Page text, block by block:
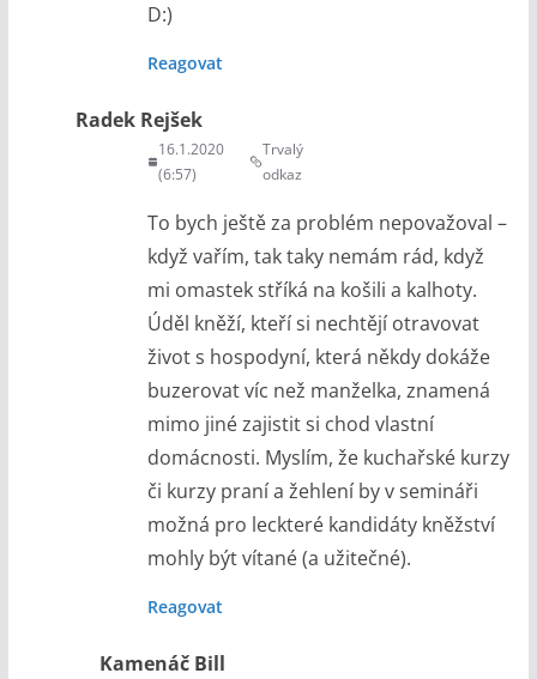
D:)
Reagovat
Radek Rejšek
16.1.2020
(6:57)
Trvalý
odkaz
To bych ještě za problém nepovažoval –
když vařím, tak taky nemám rád, když
mi omastek stříká na košili a kalhoty.
Úděl kněží, kteří si nechtějí otravovat
život s hospodyní, která někdy dokáže
buzerovat víc než manželka, znamená
mimo jiné zajistit si chod vlastní
domácnosti. Myslím, že kuchařské kurzy
či kurzy praní a žehlení by v semináři
možná pro leckteré kandidáty kněžství
mohly být vítané (a užitečné).
Reagovat
Kamenáč Bill